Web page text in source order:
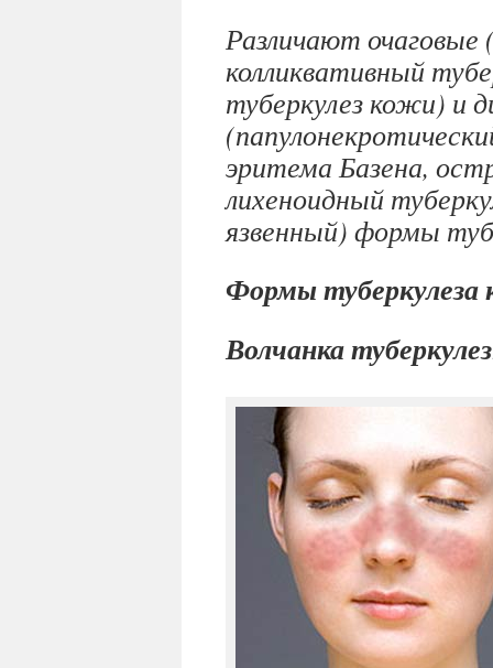
Различают очаговые
колликвативный
туберкулез кожи) и
эритема Базена,
лихеноидный
язвенный) формы
Формы туберкулеза
Волчанка